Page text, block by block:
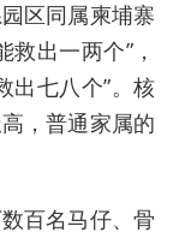
区同属柬埔寨
出一两个”，
出七八个”。核
，普通家属的
百名马仔、骨